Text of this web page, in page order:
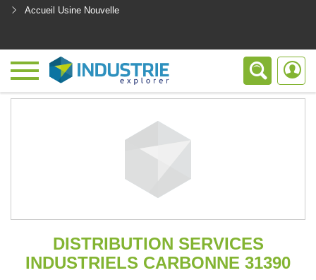
Accueil Usine Nouvelle
DISTRIBUTION SERVICES
INDUSTRIELS CARBONNE 31390